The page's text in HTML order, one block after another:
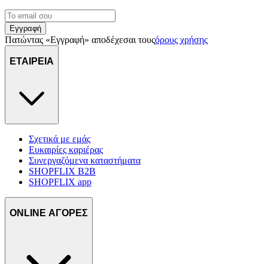
Εγγραφή
Πατώντας «Εγγραφή» αποδέχεσαι τουςόρους χρήσης
ΕΤΑΙΡΕΙΑ
Σχετικά με εμάς
Ευκαιρίες καριέρας
Συνεργαζόμενα καταστήματα
SHOPFLIX B2B
SHOPFLIX app
ONLINE ΑΓΟΡΕΣ